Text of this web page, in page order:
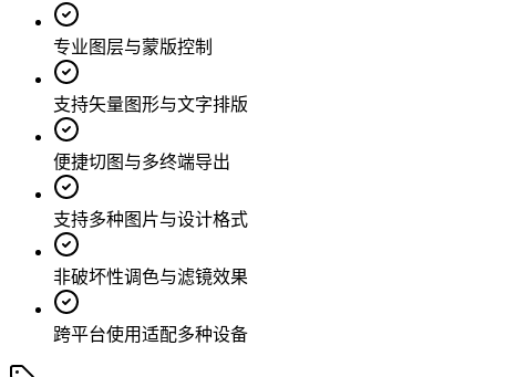
专业图层与蒙版控制
支持矢量图形与文字排版
便捷切图与多终端导出
支持多种图片与设计格式
非破坏性调色与滤镜效果
跨平台使用适配多种设备